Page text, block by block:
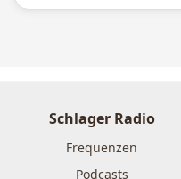
Schlager Radio
Frequenzen
Podcasts